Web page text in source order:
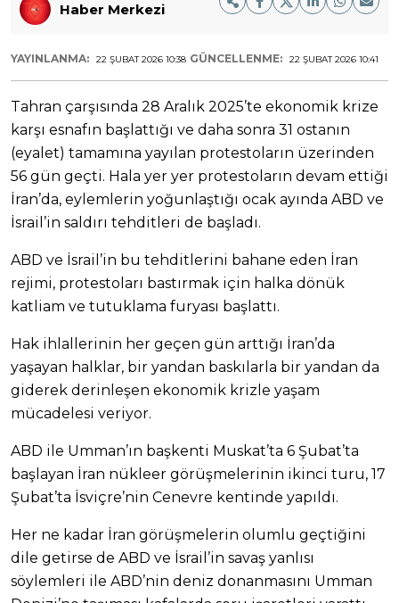
Haber Merkezi
YAYINLANMA: 22 ŞUBAT 2026 10:38 GÜNCELLENME: 22 ŞUBAT 2026 10:41
Tahran çarşısında 28 Aralık 2025’te ekonomik krize
karşı esnafın başlattığı ve daha sonra 31 ostanın
(eyalet) tamamına yayılan protestoların üzerinden
56 gün geçti. Hala yer yer protestoların devam ettiği
İran’da, eylemlerin yoğunlaştığı ocak ayında ABD ve
İsrail’in saldırı tehditleri de başladı.
ABD ve İsrail’in bu tehditlerini bahane eden İran
rejimi, protestoları bastırmak için halka dönük
katliam ve tutuklama furyası başlattı.
Hak ihlallerinin her geçen gün arttığı İran’da
yaşayan halklar, bir yandan baskılarla bir yandan da
giderek derinleşen ekonomik krizle yaşam
mücadelesi veriyor.
ABD ile Umman’ın başkenti Muskat’ta 6 Şubat’ta
başlayan İran nükleer görüşmelerinin ikinci turu, 17
Şubat’ta İsviçre’nin Cenevre kentinde yapıldı.
Her ne kadar İran görüşmelerin olumlu geçtiğini
dile getirse de ABD ve İsrail’in savaş yanlısı
söylemleri ile ABD’nin deniz donanmasını Umman